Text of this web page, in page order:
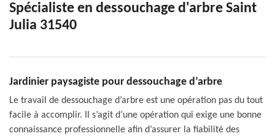
Spécialiste en dessouchage d'arbre Saint
Julia 31540
Jardinier paysagiste pour dessouchage d’arbre
Le travail de dessouchage d’arbre est une opération pas du tout
facile à accomplir. Il s’agit d’une opération qui exige une bonne
connaissance professionnelle afin d’assurer la fiabilité des